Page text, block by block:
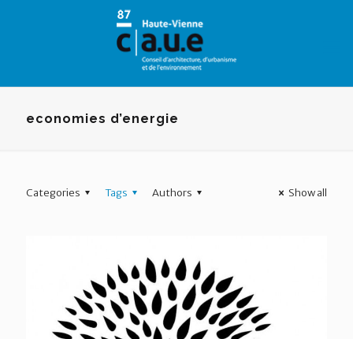
economies d’energie
Categories Tags Authors Show all
Panneau de gestion des cookies